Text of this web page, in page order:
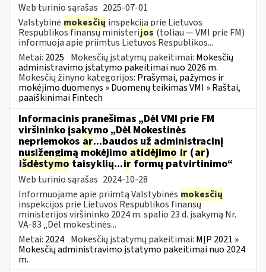
Web turinio sąrašas 2025-07-01
Valstybinė mokesčių inspekcija prie Lietuvos
Respublikos finansų ministerijos (toliau — VMI prie FM)
informuoja apie priimtus Lietuvos Respublikos...
Metai: 2025 Mokesčių įstatymų pakeitimai: Mokesčių
administravimo įstatymo pakeitimai nuo 2026 m.
Mokesčių žinyno kategorijos: Prašymai, pažymos ir
mokėjimo duomenys » Duomenų teikimas VMI » Raštai,
paaiškinimai Fintech
Informacinis pranešimas „Dėl VMI prie FM
viršininko įsakymo „Dėl Mokestinės
nepriemokos ar...baudos už administracinį
nusižengimą mokėjimo atidėjimo ir (ar)
išdėstymo taisyklių...irformų patvirtinimo“
Web turinio sąrašas 2024-10-28
Informuojame apie priimtą Valstybinės mokesčių
inspekcijos prie Lietuvos Respublikos finansų
ministerijos viršininko 2024 m. spalio 23 d. įsakymą Nr.
VA-83 „Dėl mokestinės...
Metai: 2024 Mokesčių įstatymų pakeitimai: MĮP 2021 »
Mokesčių administravimo įstatymo pakeitimai nuo 2024
m.